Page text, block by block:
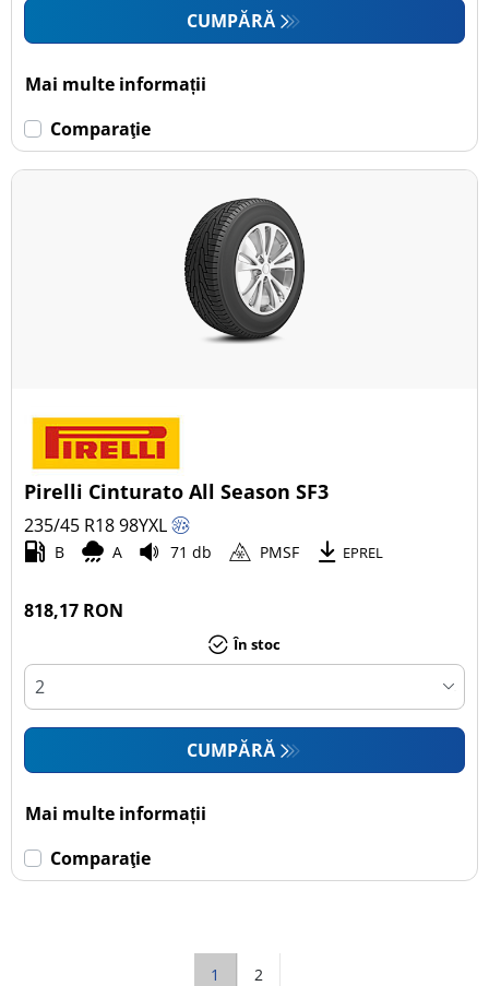
CUMPĂRĂ
Mai multe informații
Comparaţie
Pirelli Cinturato All Season SF3
235/45 R1898YXL
B A 71 db PMSF EPREL
818,17 RON
În stoc
CUMPĂRĂ
Mai multe informații
Comparaţie
1 2